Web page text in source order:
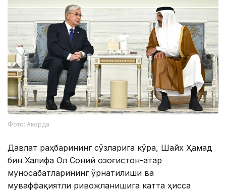
Фото: Акорда
Давлат раҳбарининг сўзларига кўра, Шайх Ҳамад
бин Халифа Ол Соний Қозоғистон-Қатар
муносабатларининг ўрнатилиши ва
муваффақиятли ривожланишига катта ҳисса